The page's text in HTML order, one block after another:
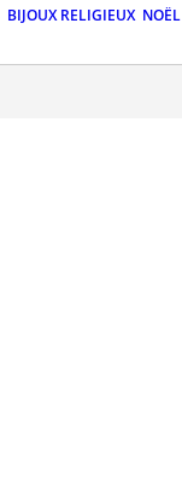
BIJOUX RELIGIEUX NOËL